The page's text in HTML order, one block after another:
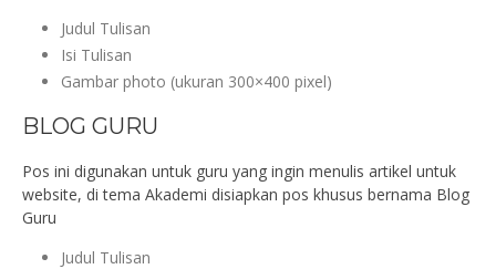
Judul Tulisan
Isi Tulisan
Gambar photo (ukuran 300×400 pixel)
BLOG GURU
Pos ini digunakan untuk guru yang ingin menulis artikel untuk
website, di tema Akademi disiapkan pos khusus bernama Blog
Guru
Judul Tulisan